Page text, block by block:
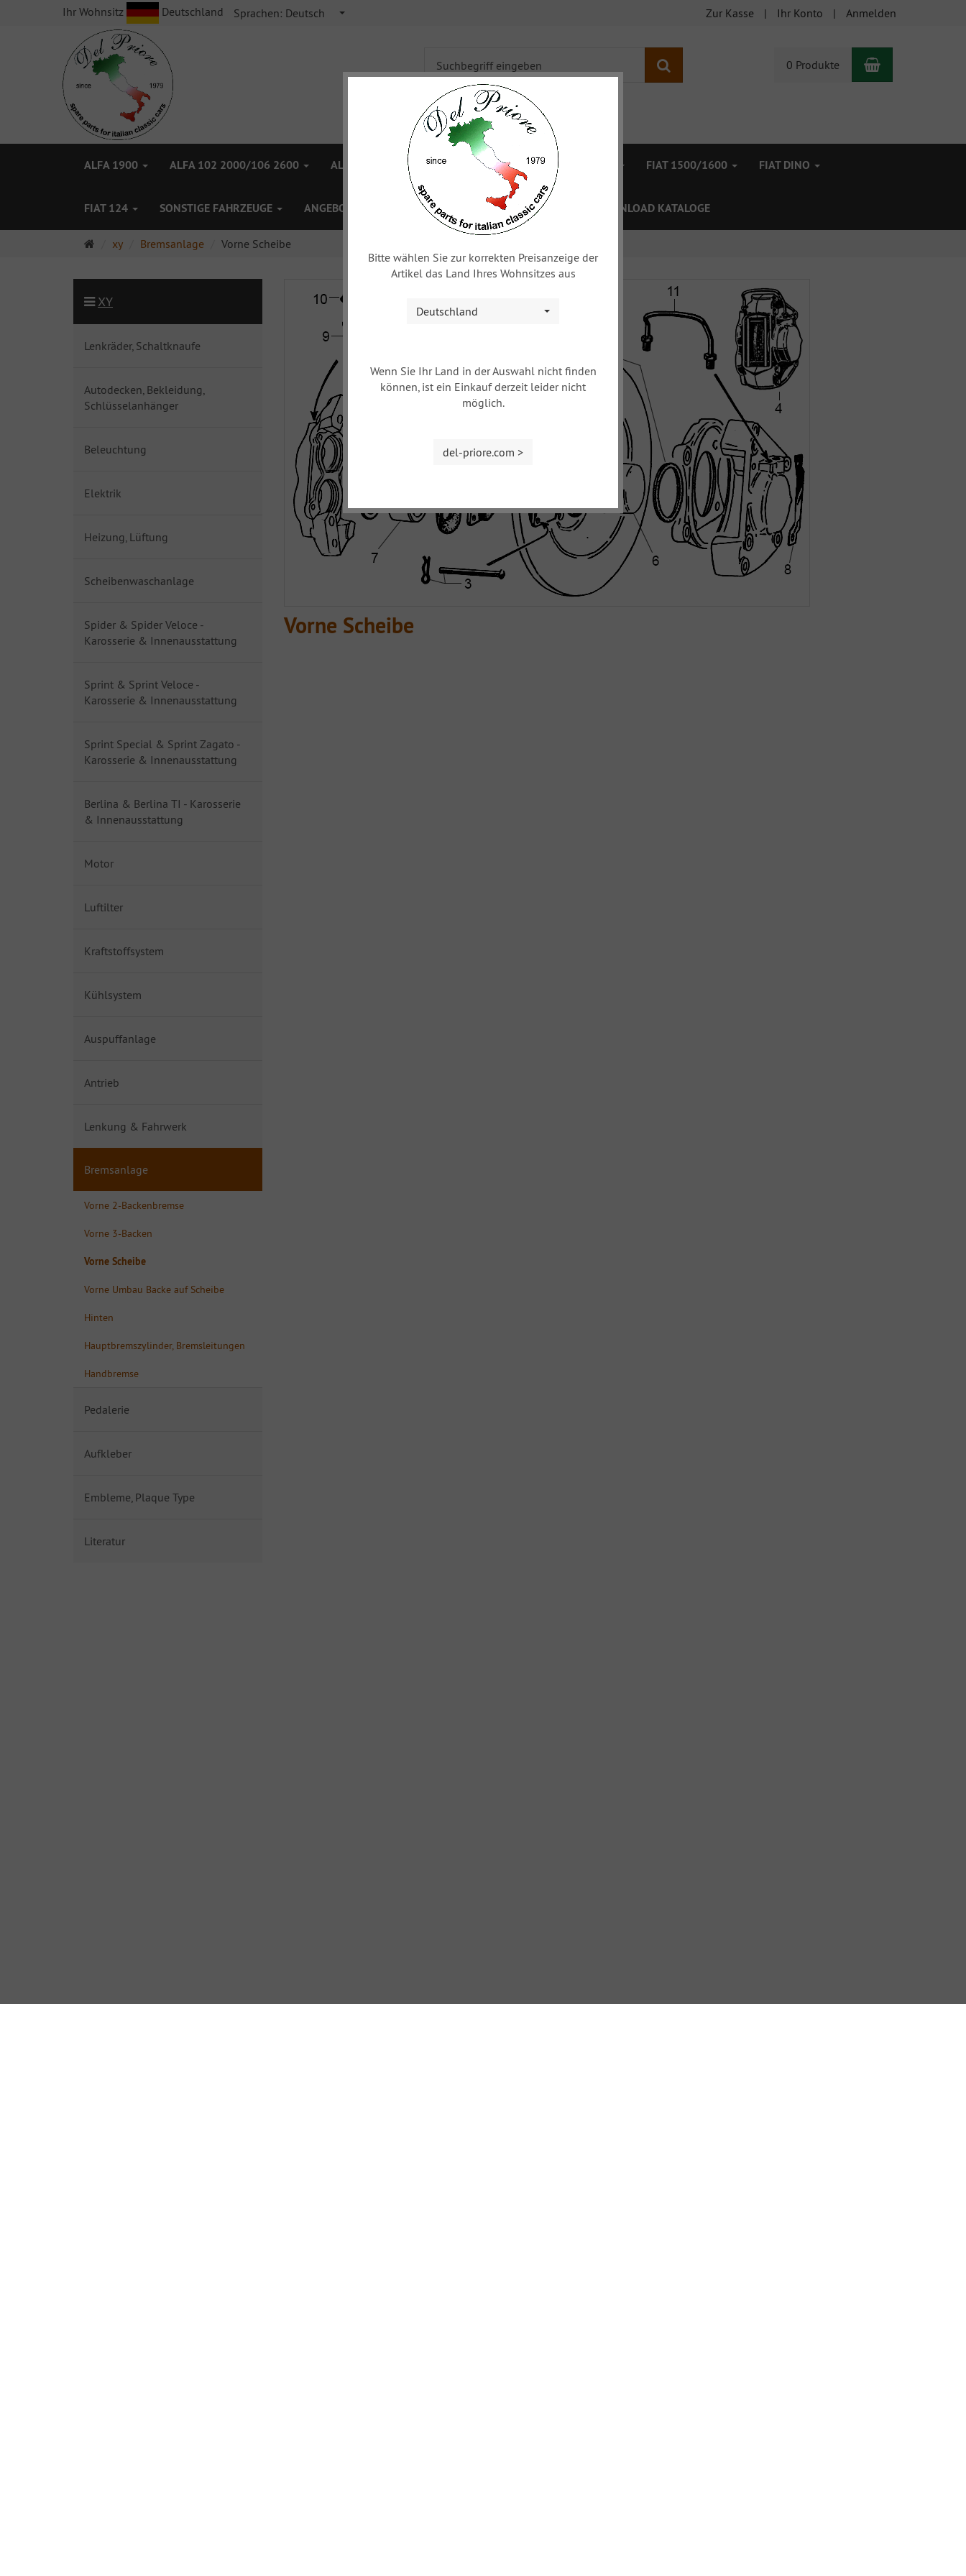
Ihr Wohnsitz Deutschland Sprachen: Deutsch Zur Kasse Ihr Konto Anmelden
0 Produkte Warenkorb
ALFA 1900 ALFA 102 2000/106 2600 ALFA 750/101 ALFA 105/115 FIAT TOPOLINO FIAT 1500/1600 FIAT DINO
FIAT 124 SONSTIGE FAHRZEUGE ANGEBOTE PREISLISTEN GUTSCHEINE DOWNLOAD KATALOGE
Startseite
xy Bremsanlage Vorne Scheibe
Vorne Scheibe
XY
Lenkräder, Schaltknaufe
Autodecken, Bekleidung,
Schlüsselanhänger
Beleuchtung
Elektrik
Heizung, Lüftung
Scheibenwaschanlage
Spider & Spider Veloce -
Karosserie & Innenausstattung
Sprint & Sprint Veloce -
Karosserie & Innenausstattung
Sprint Special & Sprint Zagato -
Karosserie & Innenausstattung
Berlina & Berlina TI - Karosserie
& Innenausstattung
Motor
Luftilter
Kraftstoffsystem
Kühlsystem
Auspuffanlage
Antrieb
Lenkung & Fahrwerk
Bremsanlage
Vorne 2-Backenbremse
Vorne 3-Backen
Vorne Scheibe
Vorne Umbau Backe auf Scheibe
Hinten
Hauptbremszylinder, Bremsleitungen
Handbremse
Pedalerie
Aufkleber
Embleme, Plaque Type
Literatur
Bitte wählen Sie zur korrekten Preisanzeige der
Artikel das Land Ihres Wohnsitzes aus
Deutschland
Wenn Sie Ihr Land in der Auswahl nicht finden
können, ist ein Einkauf derzeit leider nicht
möglich.
del-priore.com >